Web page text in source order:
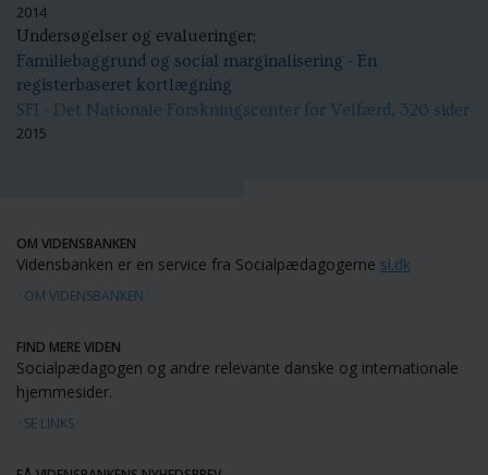
2014
Undersøgelser og evalueringer;
Familiebaggrund og social marginalisering - En
registerbaseret kortlægning
SFI - Det Nationale Forskningscenter for Velfærd, 326 sider
2015
OM VIDENSBANKEN
Vidensbanken er en service fra Socialpædagogerne sl.dk
OM VIDENSBANKEN
FIND MERE VIDEN
Socialpædagogen og andre relevante danske og internationale
hjemmesider.
SE LINKS